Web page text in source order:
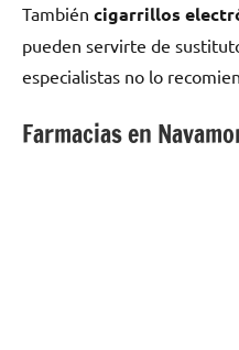
También cigarrillos
pueden servirte dе
especialistas no lo
Farmacias en